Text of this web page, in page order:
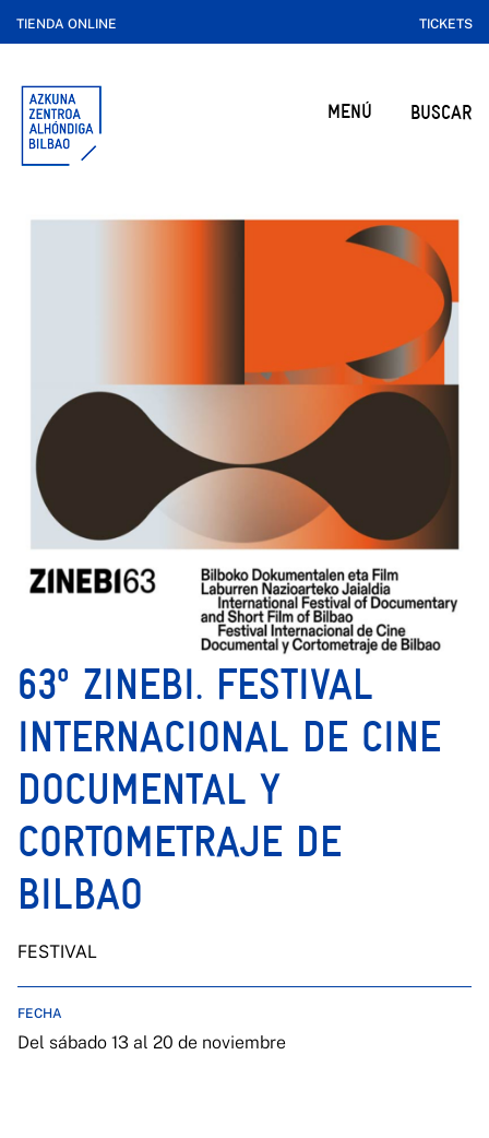
TIENDA ONLINE TICKETS
MENÚ BUSCAR
63º ZINEBI. FESTIVAL
INTERNACIONAL DE CINE
DOCUMENTAL Y
CORTOMETRAJE DE
BILBAO
FESTIVAL
FECHA
Del sábado 13 al 20 de noviembre